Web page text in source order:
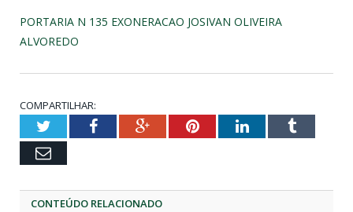
PORTARIA N 135 EXONERACAO JOSIVAN OLIVEIRA
ALVOREDO
COMPARTILHAR:
TwitterFacebookGoogle+PinterestLinkedInTumblr
Email
CONTEÚDO RELACIONADO